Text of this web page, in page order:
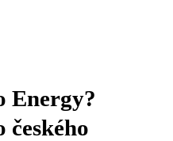
Energy?
českého